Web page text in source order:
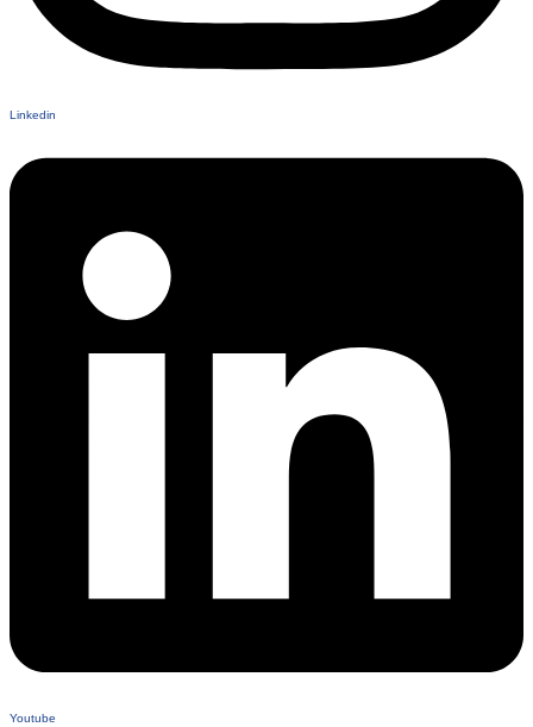
Linkedin
Youtube